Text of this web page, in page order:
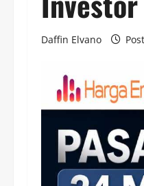
Daffin Elvano